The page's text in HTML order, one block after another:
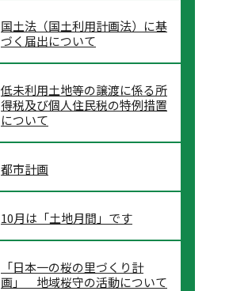
国土法（国土利用計画法）に基
づく届出について
低未利用土地等の譲渡に係る所
得税及び個人住民税の特例措置
について
都市計画
10月は「土地月間」です
「日本一の桜の里づくり計
画」 地域桜守の活動について